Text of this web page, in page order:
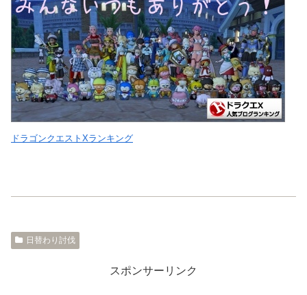
ドラゴンクエストXランキング
日替わり討伐
スポンサーリンク